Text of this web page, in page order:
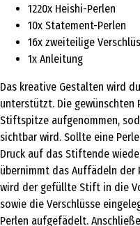
1220x Heishi-Perlen
10x Statement-Perlen
16x zweiteilige
1x Anleitung
Das kreative Gestalten wird
unterstützt. Die gewünschten
Stiftspitze aufgenommen,
sichtbar wird. Sollte eine
Druck auf das Stiftende
übernimmt das Auffädeln der
wird der gefüllte Stift in die
sowie die Verschlüsse
Perlen aufgefädelt.